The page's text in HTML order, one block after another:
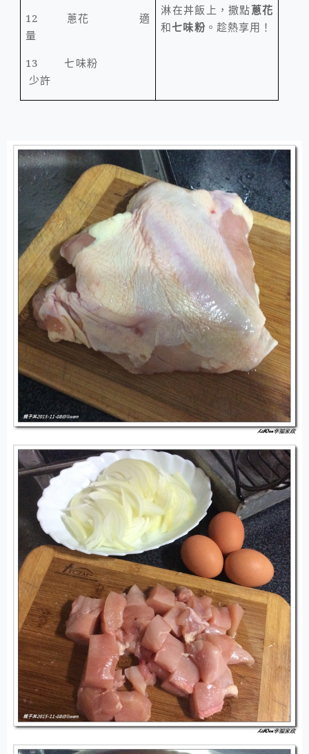
淋在丼飯上，撒點蔥花
和七味粉 。趁熱享用！
12 蔥花
適
量
13 七味粉
少許